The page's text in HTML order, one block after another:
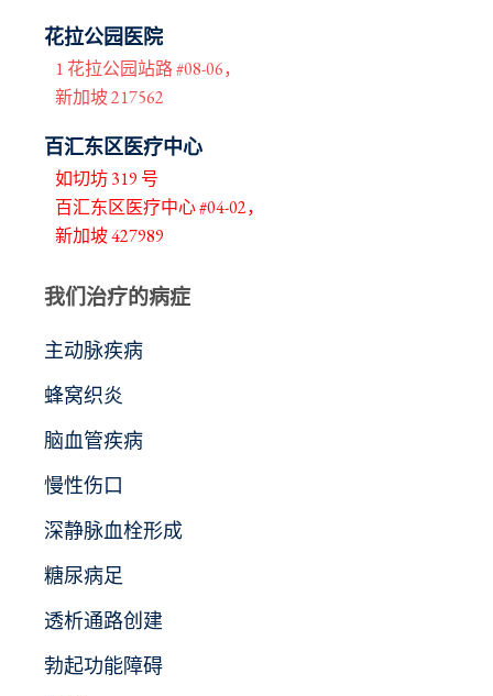
花拉公园医院
1 花拉公园站路 #08-06，
新加坡 217562
百汇东区医疗中心
如切坊 319 号
百汇东区医疗中心 #04-02，
新加坡 427989
我们治疗的病症
主动脉疾病
蜂窝织炎
脑血管疾病
慢性伤口
深静脉血栓形成
糖尿病足
透析通路创建
勃起功能障碍